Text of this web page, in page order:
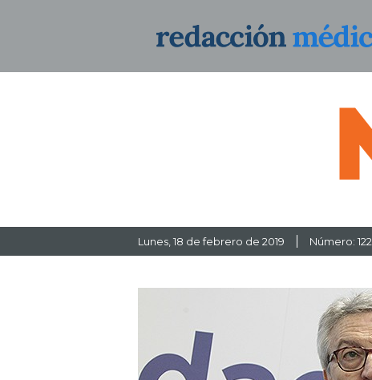
Lunes , 18 de febrero de 2019 Número: 122